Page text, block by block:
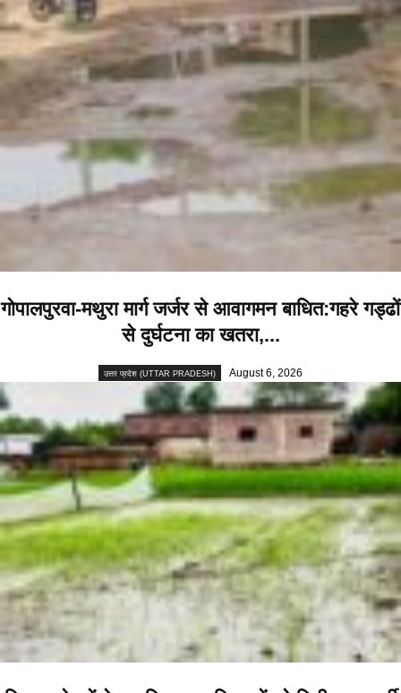
गोपालपुरवा-मथुरा मार्ग जर्जर से आवागमन बाधित:गहरे गड्ढों
से दुर्घटना का खतरा,...
उत्तर प्रदेश (UTTAR PRADESH) August 6, 2026